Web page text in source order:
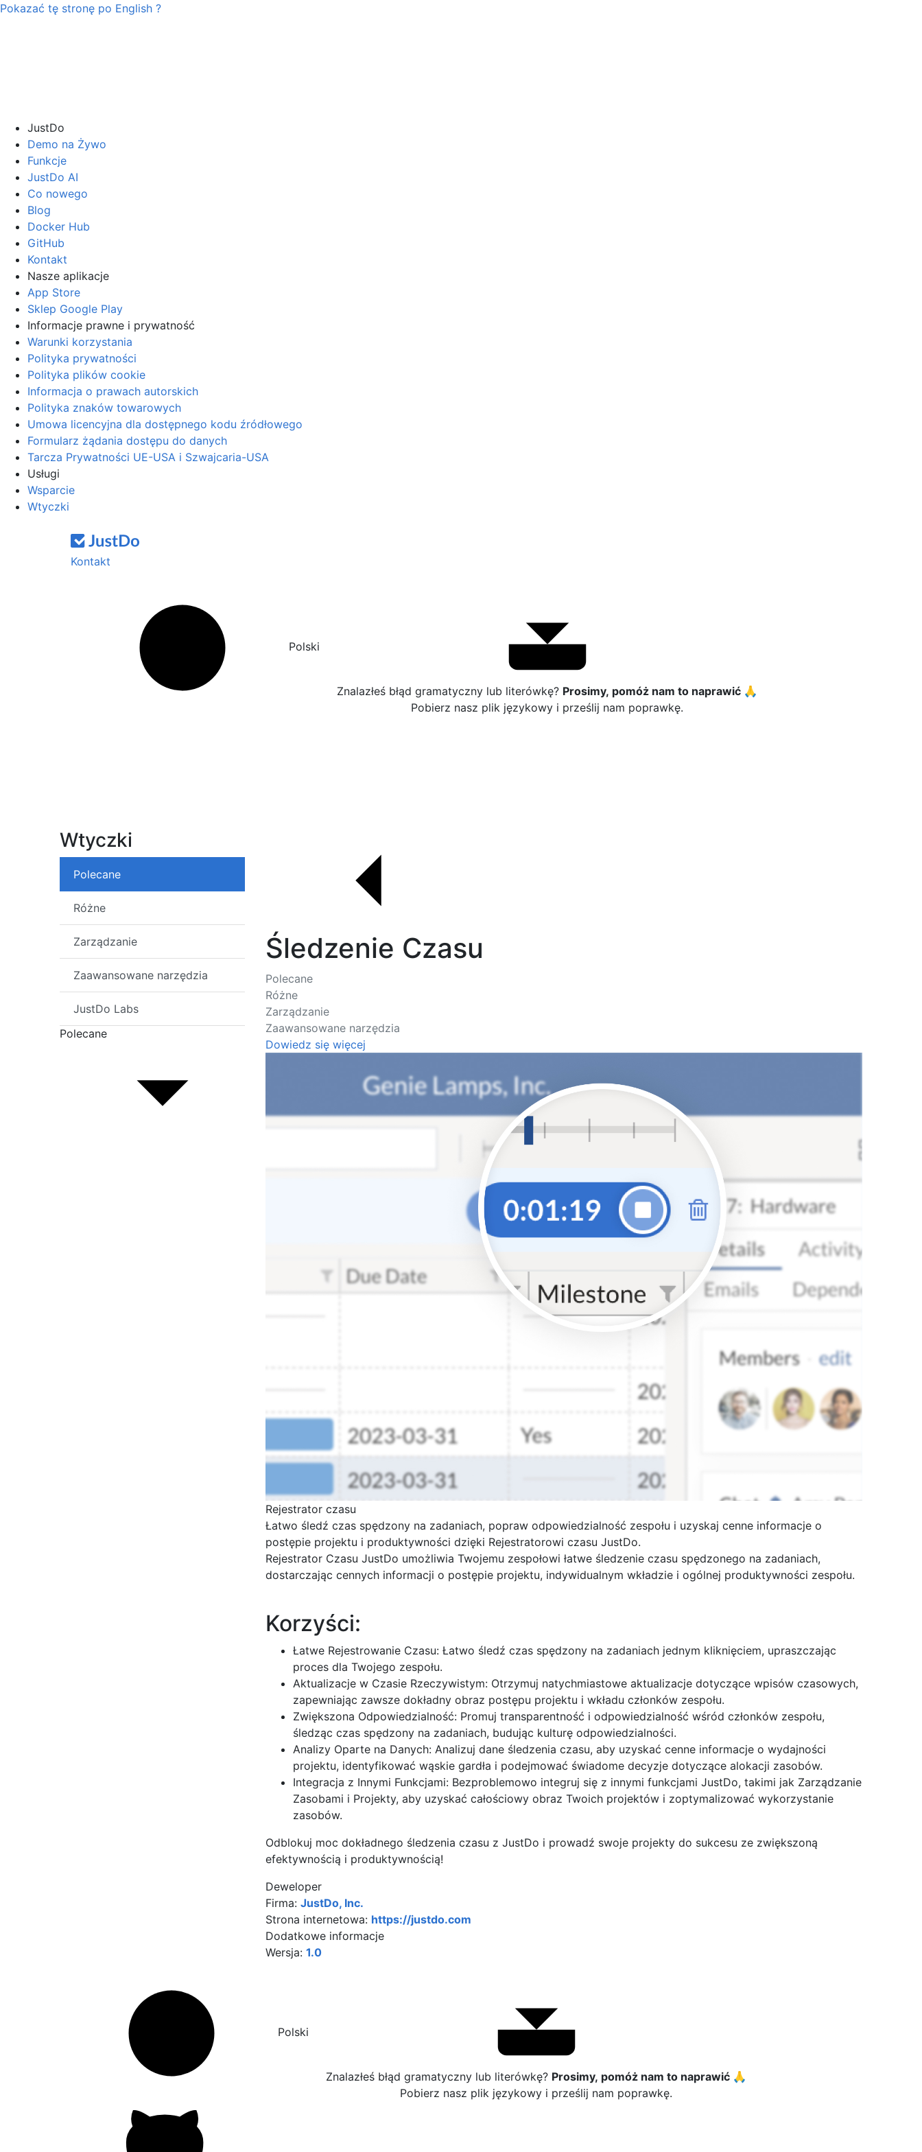
Pokazać tę stronę po English ?
JustDo
Demo na Żywo
Funkcje
JustDo AI
Co nowego
Blog
Docker Hub
GitHub
Kontakt
Nasze aplikacje
App Store
Sklep Google Play
Informacje prawne i prywatność
Warunki korzystania
Polityka prywatności
Polityka plików cookie
Informacja o prawach autorskich
Polityka znaków towarowych
Umowa licencyjna dla dostępnego kodu źródłowego
Formularz żądania dostępu do danych
Tarcza Prywatności UE-USA i Szwajcaria-USA
Usługi
Wsparcie
Wtyczki
Kontakt
Polski
Znalazłeś błąd gramatyczny lub literówkę? Prosimy, pomóż nam to naprawić 🙏
Pobierz nasz plik językowy i prześlij nam poprawkę.
Wtyczki
Polecane
Różne
Zarządzanie
Zaawansowane narzędzia
JustDo Labs
Polecane
Śledzenie Czasu
Polecane
Różne
Zarządzanie
Zaawansowane narzędzia
Dowiedz się więcej
Rejestrator czasu
Łatwo śledź czas spędzony na zadaniach, popraw odpowiedzialność zespołu i uzyskaj cenne informacje o
postępie projektu i produktywności dzięki Rejestratorowi czasu JustDo.
Rejestrator Czasu JustDo umożliwia Twojemu zespołowi łatwe śledzenie czasu spędzonego na zadaniach,
dostarczając cennych informacji o postępie projektu, indywidualnym wkładzie i ogólnej produktywności zespołu.
Korzyści:
Łatwe Rejestrowanie Czasu: Łatwo śledź czas spędzony na zadaniach jednym kliknięciem, upraszczając
proces dla Twojego zespołu.
Aktualizacje w Czasie Rzeczywistym: Otrzymuj natychmiastowe aktualizacje dotyczące wpisów czasowych,
zapewniając zawsze dokładny obraz postępu projektu i wkładu członków zespołu.
Zwiększona Odpowiedzialność: Promuj transparentność i odpowiedzialność wśród członków zespołu,
śledząc czas spędzony na zadaniach, budując kulturę odpowiedzialności.
Analizy Oparte na Danych: Analizuj dane śledzenia czasu, aby uzyskać cenne informacje o wydajności
projektu, identyfikować wąskie gardła i podejmować świadome decyzje dotyczące alokacji zasobów.
Integracja z Innymi Funkcjami: Bezproblemowo integruj się z innymi funkcjami JustDo, takimi jak Zarządzanie
Zasobami i Projekty, aby uzyskać całościowy obraz Twoich projektów i zoptymalizować wykorzystanie
zasobów.
Odblokuj moc dokładnego śledzenia czasu z JustDo i prowadź swoje projekty do sukcesu ze zwiększoną
efektywnością i produktywnością!
Deweloper
Firma: JustDo, Inc.
Strona internetowa: https://justdo.com
Dodatkowe informacje
Wersja: 1.0
Polski
Znalazłeś błąd gramatyczny lub literówkę? Prosimy, pomóż nam to naprawić 🙏
Pobierz nasz plik językowy i prześlij nam poprawkę.